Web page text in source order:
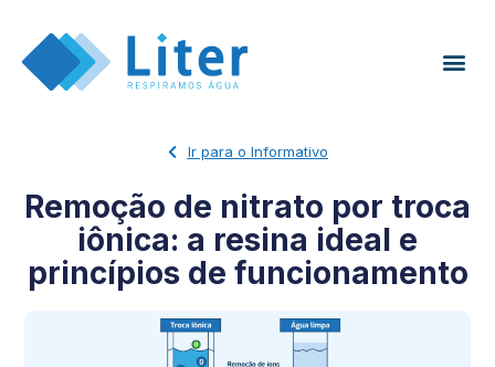
Ir para o Informativo
Remoção de nitrato por troca
iônica: a resina ideal e
princípios de funcionamento